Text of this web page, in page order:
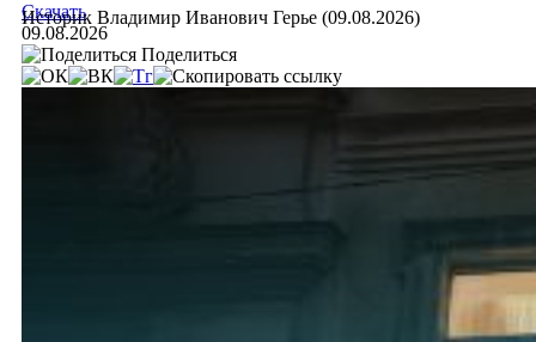
Историк Владимир Иванович Герье (09.08.2026)
Скачать
09.08.2026
Поделиться